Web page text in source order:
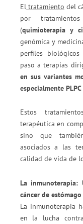
Eltratamiento del
por
(quimioterapia y
genómica y
perfiles
paso a terapias
en sus variantes m
especialmente
Estos
terapéutica en
sino que
asociados a las
calidad de vida de
La
cáncer de estómago
La inmunoterapia
en la lucha